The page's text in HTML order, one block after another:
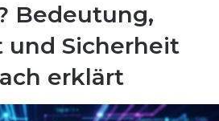
Bedeutung,
und Sicherheit
erklärt